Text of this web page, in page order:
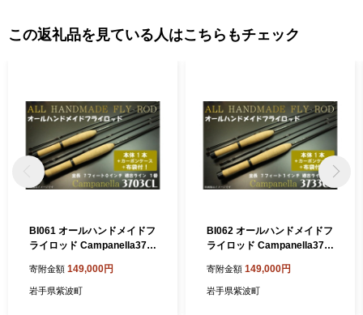
この返礼品を見ている人はこちらもチェック
BI061 オールハンドメイドフ
ライロッド Campanella370
釣り道具 釣具 アウトドア キ
ャンプ ハンドメイド 手作り
寄附金額 149,000円
岩手県紫波町
BI062 オールハンドメイドフ
ライロッド Campanella373
釣り道具 釣具 アウトドア キ
ャンプ ハンドメイド 手作り
寄附金額 149,000円
岩手県紫波町